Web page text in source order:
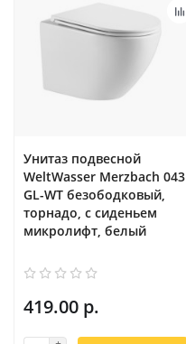
Унитаз подвесной
WeltWasser Merzbach 043
GL-WT безободковый,
торнадо, с сиденьем
микролифт, белый
419.00 р.